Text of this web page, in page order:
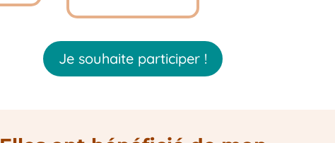
Je souhaite participer !